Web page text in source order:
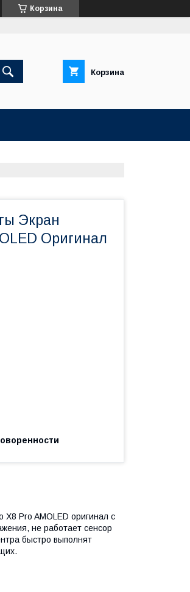
Корзина
Корзина
Экран
Оригинал
Pro AMOLED оригинал с
не работает сенсор
быстро выполнят